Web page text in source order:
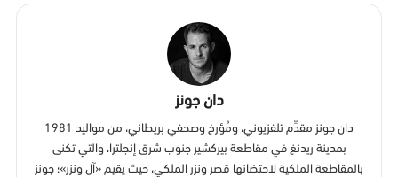
دان جونز
دان جونز مقدِّم تلفزيوني، ومُؤرخ وصحفي بريطاني، من مواليد 1981
بمدينة ريدنغ في مقاطعة بيركشير جنوب شرق إنجلترا، والتي تكنى
بالمقاطعة الملكية لاحتضانها قصر ونزر الملكي، حيث يقيم «آل ونزر»؛ جونز